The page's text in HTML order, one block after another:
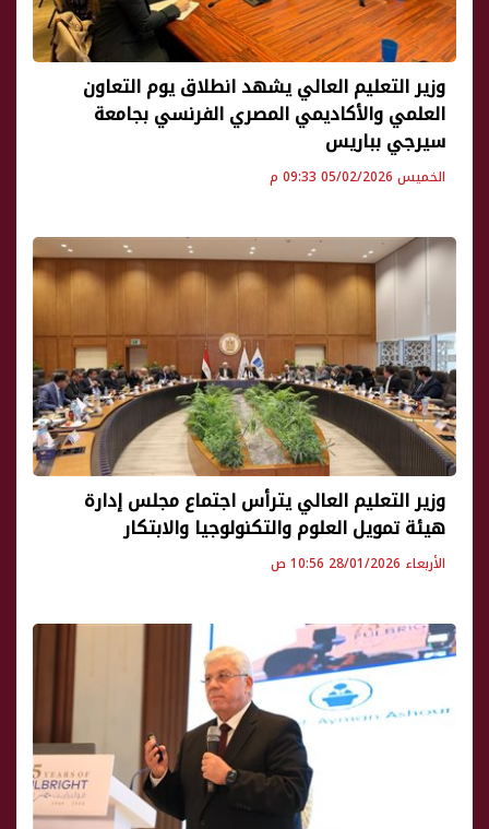
وزير التعليم العالي يشهد انطلاق يوم التعاون
العلمي والأكاديمي المصري الفرنسي بجامعة
سيرجي بباريس
الخميس 05/02/2026 09:33 م
وزير التعليم العالي يترأس اجتماع مجلس إدارة
هيئة تمويل العلوم والتكنولوجيا والابتكار
الأربعاء 28/01/2026 10:56 ص